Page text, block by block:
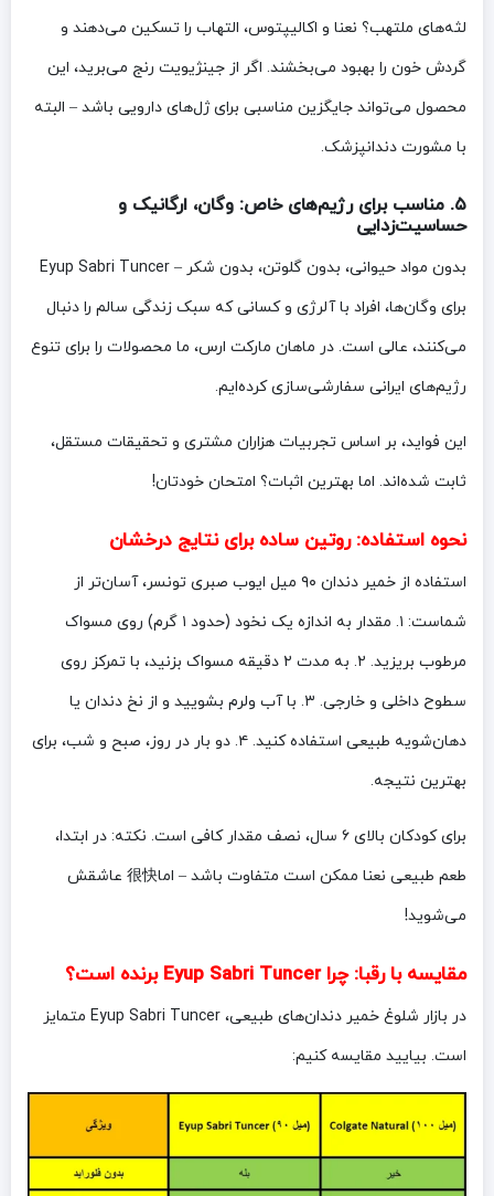
لثه‌های ملتهب؟ نعنا و اکالیپتوس، التهاب را تسکین می‌دهند و
گردش خون را بهبود می‌بخشند. اگر از جینژیویت رنج می‌برید، این
محصول می‌تواند جایگزین مناسبی برای ژل‌های دارویی باشد – البته
با مشورت دندانپزشک.
۵. مناسب برای رژیم‌های خاص: وگان، ارگانیک و
حساسیت‌زدایی
بدون مواد حیوانی، بدون گلوتن، بدون شکر – Eyup Sabri Tuncer
برای وگان‌ها، افراد با آلرژی و کسانی که سبک زندگی سالم را دنبال
می‌کنند، عالی است. در ماهان مارکت ارس، ما محصولات را برای تنوع
رژیم‌های ایرانی سفارشی‌سازی کرده‌ایم.
این فواید، بر اساس تجربیات هزاران مشتری و تحقیقات مستقل،
ثابت شده‌اند. اما بهترین اثبات؟ امتحان خودتان!
نحوه استفاده: روتین ساده برای نتایج درخشان
استفاده از خمیر دندان ۹۰ میل ایوب صبری تونسر، آسان‌تر از
شماست: ۱. مقدار به اندازه یک نخود (حدود ۱ گرم) روی مسواک
مرطوب بریزید. ۲. به مدت ۲ دقیقه مسواک بزنید، با تمرکز روی
سطوح داخلی و خارجی. ۳. با آب ولرم بشویید و از نخ دندان یا
دهان‌شویه طبیعی استفاده کنید. ۴. دو بار در روز، صبح و شب، برای
بهترین نتیجه.
برای کودکان بالای ۶ سال، نصف مقدار کافی است. نکته: در ابتدا،
طعم طبیعی نعنا ممکن است متفاوت باشد – اما很快 عاشقش
می‌شوید!
مقایسه با رقبا: چرا Eyup Sabri Tuncer برنده است؟
در بازار شلوغ خمیر دندان‌های طبیعی، Eyup Sabri Tuncer متمایز
است. بیایید مقایسه کنیم: